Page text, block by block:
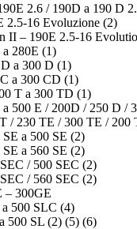
2.6 / 190D a 190 D
2.5-16 Evoluzione (2)
II – 190E 2.5-16
a 280E (1)
a 300 D (1)
a 300 CD (1)
T a 300 TD (1)
500 E / 200D / 250 D /
/ 230 TE / 300 TE /
a 500 SE (2)
a 560 SE (2)
/ 500 SEC (2)
/ 560 SEC (2)
– 300GE
500 SLC (4)
500 SL (2) (5) (6)